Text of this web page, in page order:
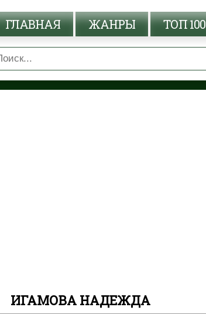
ГЛАВНАЯ ЖАНРЫ ТОП 100
ИГАМОВА НАДЕЖДА